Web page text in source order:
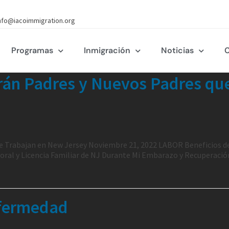
Programas Inmigración Noticias
Padres y Nuevos Padres
Trabajan en New Jersey Noviembre 21, 2022 LABOR Beneficios
y Licencia Familiar de NJ Durante Mi Embarazo y